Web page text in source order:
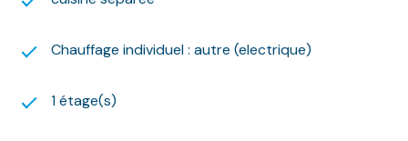
(abonnements compris).
exposé sont disponibles sur le site Géorisques :
Nous nous ferons un plaisir de vous aider dans vos
Chauffage individuel : autre (electrique)
1 étage(s)